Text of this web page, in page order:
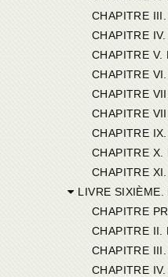
CHAPITRE
LIVRE SIXIÈME. DEUX
CHAPITRE